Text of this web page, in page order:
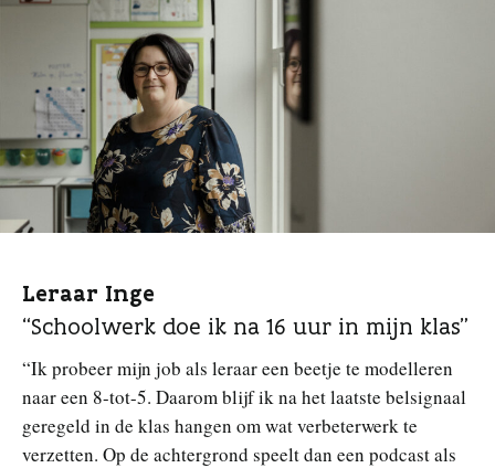
Leraar Inge
“Schoolwerk doe ik na 16 uur in mijn klas”
“Ik probeer mijn job als leraar een beetje te modelleren
naar een 8-tot-5. Daarom blijf ik na het laatste belsignaal
geregeld in de klas hangen om wat verbeterwerk te
verzetten. Op de achtergrond speelt dan een podcast als